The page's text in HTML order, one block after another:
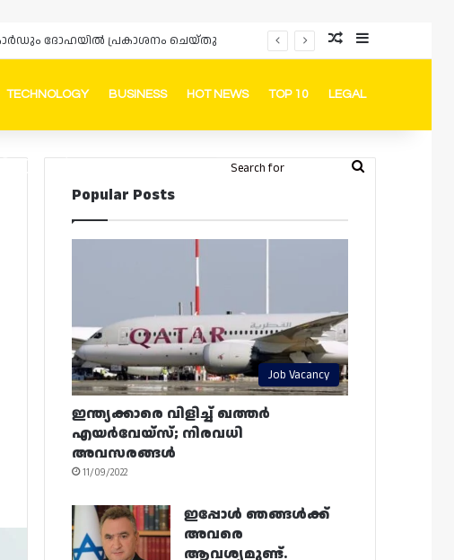
Random Article
Sidebar
TECHNOLOGY BUSINESS HOT NEWS TOP 10 LEGAL
FacebookInstagram
Telegram
Whatsapp Random Article
Switch skin
Search
Popular Posts
Job Vacancy
ഇന്ത്യക്കാരെ വിളിച്ച് ഖത്തർ
എയർവേയ്‌സ്; നിരവധി
അവസരങ്ങൾ
11/09/2022
ഇപ്പോൾ ഞങ്ങൾക്ക്
അവരെ
ആവശ്യമുണ്ട്.